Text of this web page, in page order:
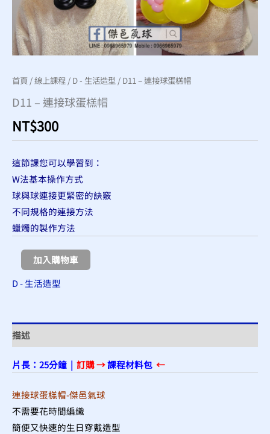
首頁 /線上課程 / D - 生活造型 / D11 – 連接球蛋榚帽
D11 – 連接球蛋榚帽
NT$300
這節課您可以學習到：
W法基本操作方式
球與球連接更緊密的訣竅
不同規格的連接方法
蠟燭的製作方法
加入購物車
D - 生活造型
描述
片長：25分鐘 | 訂購 →課程材料包 ←
連接球蛋榚帽-傑邑氣球
不需要花時間編織
簡便又快速的生日穿戴造型